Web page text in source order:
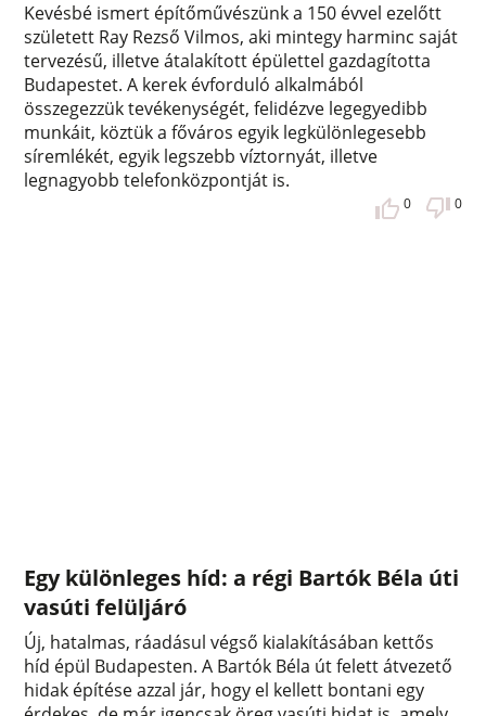
Kevésbé ismert építőművészünk a 150 évvel ezelőtt
született Ray Rezső Vilmos, aki mintegy harminc saját
tervezésű, illetve átalakított épülettel gazdagította
Budapestet. A kerek évforduló alkalmából
összegezzük tevékenységét, felidézve legegyedibb
munkáit, köztük a főváros egyik legkülönlegesebb
síremlékét, egyik legszebb víztornyát, illetve
legnagyobb telefonközpontját is.
0 0
Egy különleges híd: a régi Bartók Béla úti
vasúti felüljáró
Új, hatalmas, ráadásul végső kialakításában kettős
híd épül Budapesten. A Bartók Béla út felett átvezető
hidak építése azzal jár, hogy el kellett bontani egy